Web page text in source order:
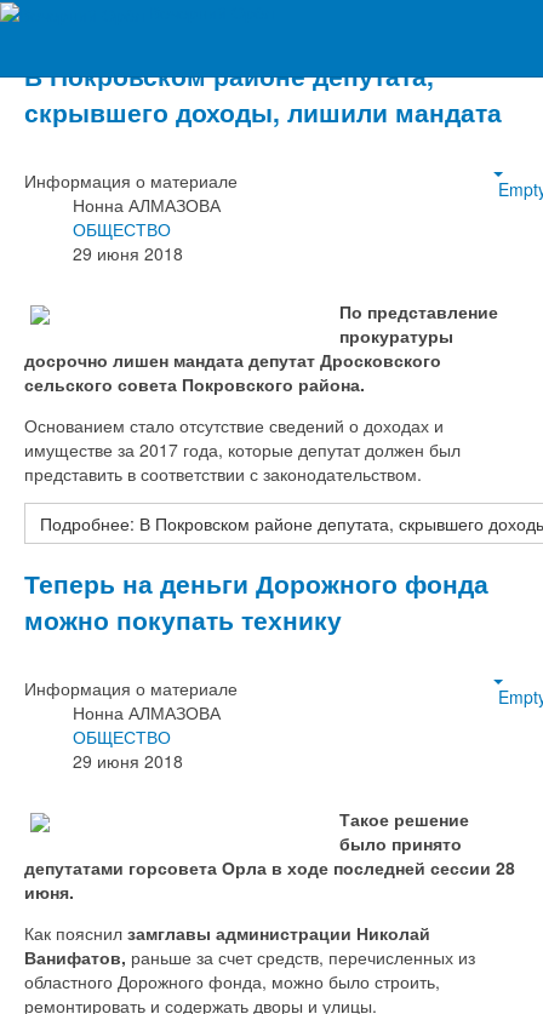
В Покровском районе депутата,
скрывшего доходы, лишили мандата
Информация о материале
Нонна АЛМАЗОВА
ОБЩЕСТВО
29 июня 2018
По представление
прокуратуры
досрочно лишен мандата депутат Дросковского
сельского совета Покровского района.
Основанием стало отсутствие сведений о доходах и
имуществе за 2017 года, которые депутат должен был
представить в соответствии с законодательством.
Подробнее: В Покровском районе депутата, скрывшего
Теперь на деньги Дорожного фонда
можно покупать технику
Информация о материале
Нонна АЛМАЗОВА
ОБЩЕСТВО
29 июня 2018
Такое решение
было принято
депутатами горсовета Орла в ходе последней сессии 28
июня.
Как пояснил замглавы администрации Николай
Ванифатов, раньше за счет средств, перечисленных из
областного Дорожного фонда, можно было строить,
ремонтировать и содержать дворы и улицы.